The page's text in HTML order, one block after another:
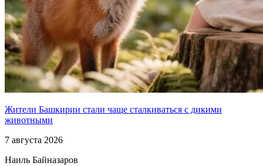
Жители Башкирии стали чаще сталкиваться с дикими
животными
7 августа 2026
Наиль Байназаров